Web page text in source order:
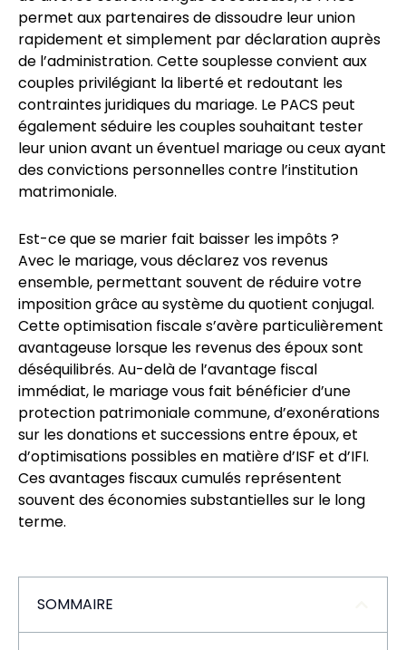
permet aux partenaires de dissoudre leur union
rapidement et simplement par déclaration auprès
de l’administration. Cette souplesse convient aux
couples privilégiant la liberté et redoutant les
contraintes juridiques du mariage. Le PACS peut
également séduire les couples souhaitant tester
leur union avant un éventuel mariage ou ceux ayant
des convictions personnelles contre l’institution
matrimoniale.
Est-ce que se marier fait baisser les impôts ?
Avec le mariage, vous déclarez vos revenus
ensemble, permettant souvent de réduire votre
imposition grâce au système du quotient conjugal.
Cette optimisation fiscale s’avère particulièrement
avantageuse lorsque les revenus des époux sont
déséquilibrés. Au-delà de l’avantage fiscal
immédiat, le mariage vous fait bénéficier d’une
protection patrimoniale commune, d’exonérations
sur les donations et successions entre époux, et
d’optimisations possibles en matière d’ISF et d’IFI.
Ces avantages fiscaux cumulés représentent
souvent des économies substantielles sur le long
terme.
SOMMAIRE